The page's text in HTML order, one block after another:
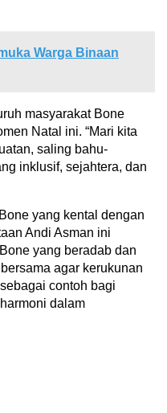
Warga Binaan
masyarakat Bone
Natal ini. “Mari kita
saling bahu-
inklusif, sejahtera, dan
yang kental dengan
Andi Asman ini
yang beradab dan
agar kerukunan
contoh bagi
dalam